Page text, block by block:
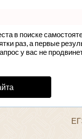
в поиске
раз, а первые
у вас не